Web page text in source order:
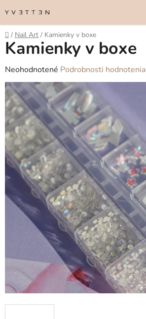
na
obsah
Domov
/ Nail Art / Kamienky v boxe
Kamienky v boxe
Priemerné
hodnotenie
produktu
je
0,0
z
5
hviezdičiek.
Neohodnotené Podrobnosti hodnotenia